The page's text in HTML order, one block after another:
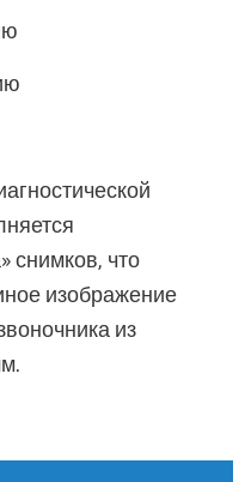
снимков, что
изображение
из